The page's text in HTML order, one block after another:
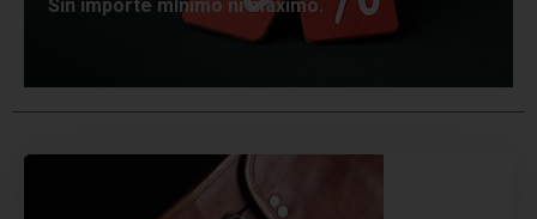
Sin importe mínimo ni máximo.